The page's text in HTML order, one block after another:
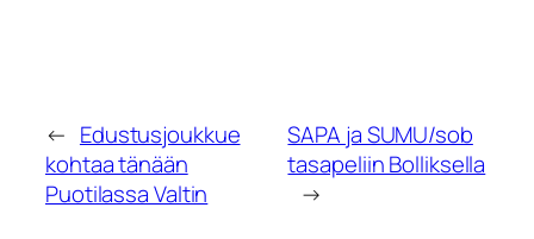
← Edustusjoukkue
kohtaa tänään
Puotilassa Valtin
SAPA ja SUMU/sob
tasapeliin Bolliksella
→